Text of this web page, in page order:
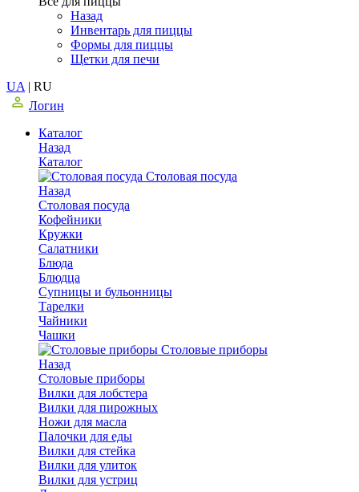
Назад
Инвентарь для пиццы
Формы для пиццы
Щетки для печи
UA | RU
Логин
Каталог
Назад
Каталог
Столовая посуда
Назад
Столовая посуда
Кофейники
Кружки
Салатники
Блюда
Блюдца
Супницы и бульонницы
Тарелки
Чайники
Чашки
Cтоловые приборы
Назад
Cтоловые приборы
Вилки для лобстера
Вилки для пирожных
Ножи для масла
Палочки для еды
Вилки для стейка
Вилки для улиток
Вилки для устриц